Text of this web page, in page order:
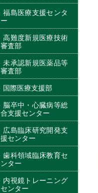
福島医療支援センタ
ー
高難度新規医療技術
審査部
未承認新規医薬品等
審査部
国際医療支援部
脳卒中・心臓病等総
合支援センター
広島臨床研究開発支
援センター
歯科領域臨床教育セ
ンター
内視鏡トレーニング
センター